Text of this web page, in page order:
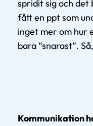
spridit sig och det
fått en ppt som
inget mer om hur
bara “snarast”.
Kommunikation